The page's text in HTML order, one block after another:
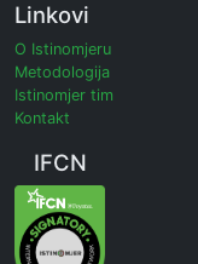
Linkovi
O Istinomjeru
Metodologija
Istinomjer tim
Kontakt
IFCN